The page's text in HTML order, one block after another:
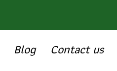
Blog Contact us